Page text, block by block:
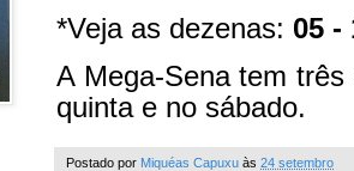
*Veja as dezenas: 05 -
A Mega-Sena tem
quinta e no sábado.
Postado por Miquéas Capuxu às 24 setembro